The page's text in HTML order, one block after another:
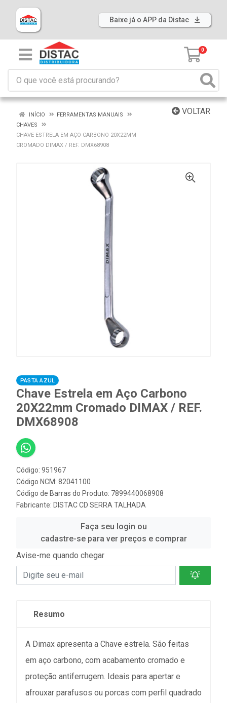
Baixe já o APP da Distac
0
VOLTAR
INÍCIO
FERRAMENTAS MANUAIS
CHAVES
CHAVE ESTRELA EM AÇO CARBONO 20X22MM
CROMADO DIMAX / REF. DMX68908
PASTA AZUL
Chave Estrela em Aço Carbono
20X22mm Cromado DIMAX / REF.
DMX68908
Código: 951967
Código NCM: 82041100
Código de Barras do Produto: 7899440068908
Fabricante: DISTAC CD SERRA TALHADA
Faça seu login ou
cadastre-se para ver preços e comprar
Avise-me quando chegar
Resumo
A Dimax apresenta a Chave estrela. São feitas
em aço carbono, com acabamento cromado e
proteção antiferrugem. Ideais para apertar e
afrouxar parafusos ou porcas com perfil quadrado